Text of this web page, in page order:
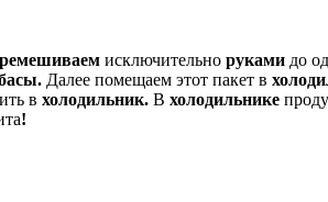
исключительно руками до
Далее помещаем этот пакет в
в холодильник. В холодильнике
!